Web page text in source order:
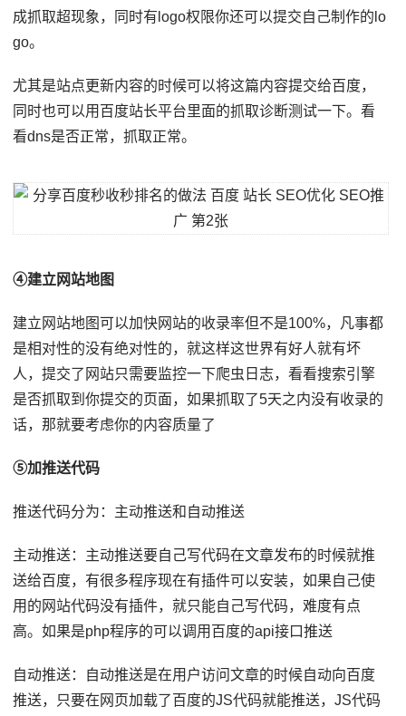
成抓取超现象，同时有logo权限你还可以提交自己制作的lo
go。
尤其是站点更新内容的时候可以将这篇内容提交给百度，
同时也可以用百度站长平台里面的抓取诊断测试一下。看
看dns是否正常，抓取正常。
④建立网站地图
建立网站地图可以加快网站的收录率但不是100%，凡事都
是相对性的没有绝对性的，就这样这世界有好人就有坏
人，提交了网站只需要监控一下爬虫日志，看看搜索引擎
是否抓取到你提交的页面，如果抓取了5天之内没有收录的
话，那就要考虑你的内容质量了
⑤加推送代码
推送代码分为：主动推送和自动推送
主动推送：主动推送要自己写代码在文章发布的时候就推
送给百度，有很多程序现在有插件可以安装，如果自己使
用的网站代码没有插件，就只能自己写代码，难度有点
高。如果是php程序的可以调用百度的api接口推送
自动推送：自动推送是在用户访问文章的时候自动向百度
推送，只要在网页加载了百度的JS代码就能推送，JS代码